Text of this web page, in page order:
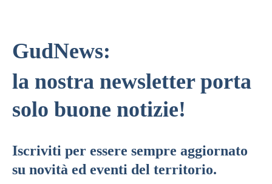
GudNews:
la nostra newsletter porta
solo buone notizie!
Iscriviti per essere sempre aggiornato
su novità ed eventi del territorio.